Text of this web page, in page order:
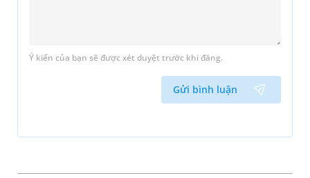
Ý kiến của bạn sẽ được xét duyệt trước khi đăng.
Gửi bình luận